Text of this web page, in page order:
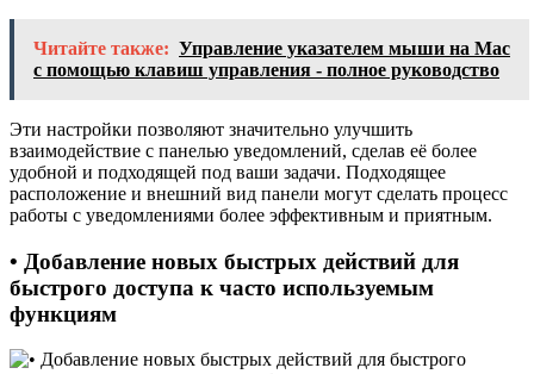
Читайте также: Управление указателем мыши на Mac
с помощью клавиш управления - полное руководство
Эти настройки позволяют значительно улучшить
взаимодействие с панелью уведомлений, сделав её более
удобной и подходящей под ваши задачи. Подходящее
расположение и внешний вид панели могут сделать процесс
работы с уведомлениями более эффективным и приятным.
• Добавление новых быстрых действий для
быстрого доступа к часто используемым
функциям